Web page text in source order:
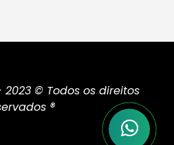
© Todos os direitos
®